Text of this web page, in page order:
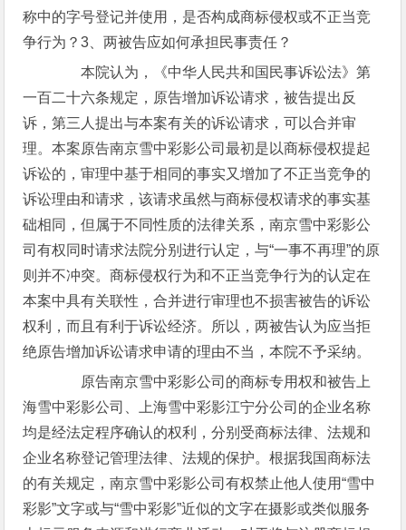
称中的字号登记并使用，是否构成商标侵权或不正当竞
争行为？3、两被告应如何承担民事责任？
本院认为，《中华人民共和国民事诉讼法》第
一百二十六条规定，原告增加诉讼请求，被告提出反
诉，第三人提出与本案有关的诉讼请求，可以合并审
理。本案原告南京雪中彩影公司最初是以商标侵权提起
诉讼的，审理中基于相同的事实又增加了不正当竞争的
诉讼理由和请求，该请求虽然与商标侵权请求的事实基
础相同，但属于不同性质的法律关系，南京雪中彩影公
司有权同时请求法院分别进行认定，与“一事不再理”的原
则并不冲突。商标侵权行为和不正当竞争行为的认定在
本案中具有关联性，合并进行审理也不损害被告的诉讼
权利，而且有利于诉讼经济。所以，两被告认为应当拒
绝原告增加诉讼请求申请的理由不当，本院不予采纳。
原告南京雪中彩影公司的商标专用权和被告上
海雪中彩影公司、上海雪中彩影江宁分公司的企业名称
均是经法定程序确认的权利，分别受商标法律、法规和
企业名称登记管理法律、法规的保护。根据我国商标法
的有关规定，南京雪中彩影公司有权禁止他人使用“雪中
彩影”文字或与“雪中彩影”近似的文字在摄影或类似服务